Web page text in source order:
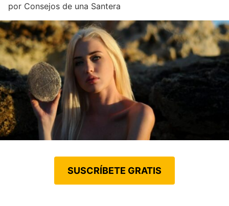
por Consejos de una Santera
SUSCRÍBETE GRATIS